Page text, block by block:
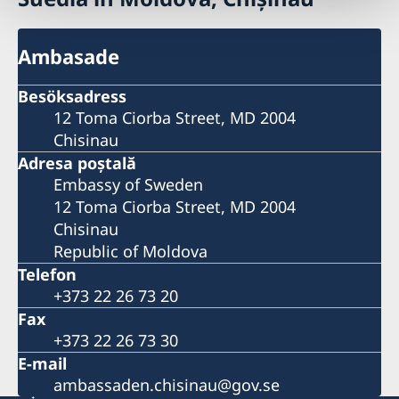
Ambasade
Besöksadress
12 Toma Ciorba Street, MD 2004
Chisinau
Adresa poştală
Embassy of Sweden
12 Toma Ciorba Street, MD 2004
Chisinau
Republic of Moldova
Telefon
+373 22 26 73 20
Fax
+373 22 26 73 30
E-mail
ambassaden.chisinau@gov.se